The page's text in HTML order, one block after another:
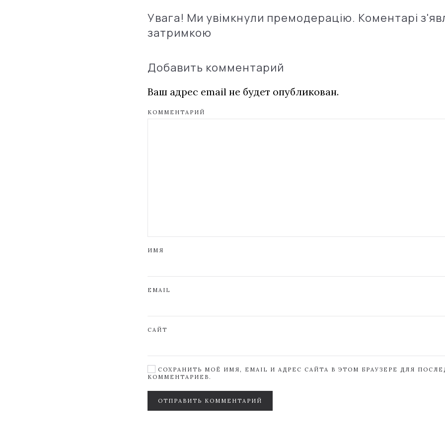
Увага! Ми увімкнули премодерацію. Коментарі
затримкою
Добавить комментарий
Ваш адрес email не будет опубликован.
КОММЕНТАРИЙ
ИМЯ
EMAIL
САЙТ
СОХРАНИТЬ МОЁ ИМЯ, EMAIL И АДРЕС САЙТА В ЭТОМ БРАУЗЕРЕ ДЛЯ
КОММЕНТАРИЕВ.
ОТПРАВИТЬ КОММЕНТАРИЙ